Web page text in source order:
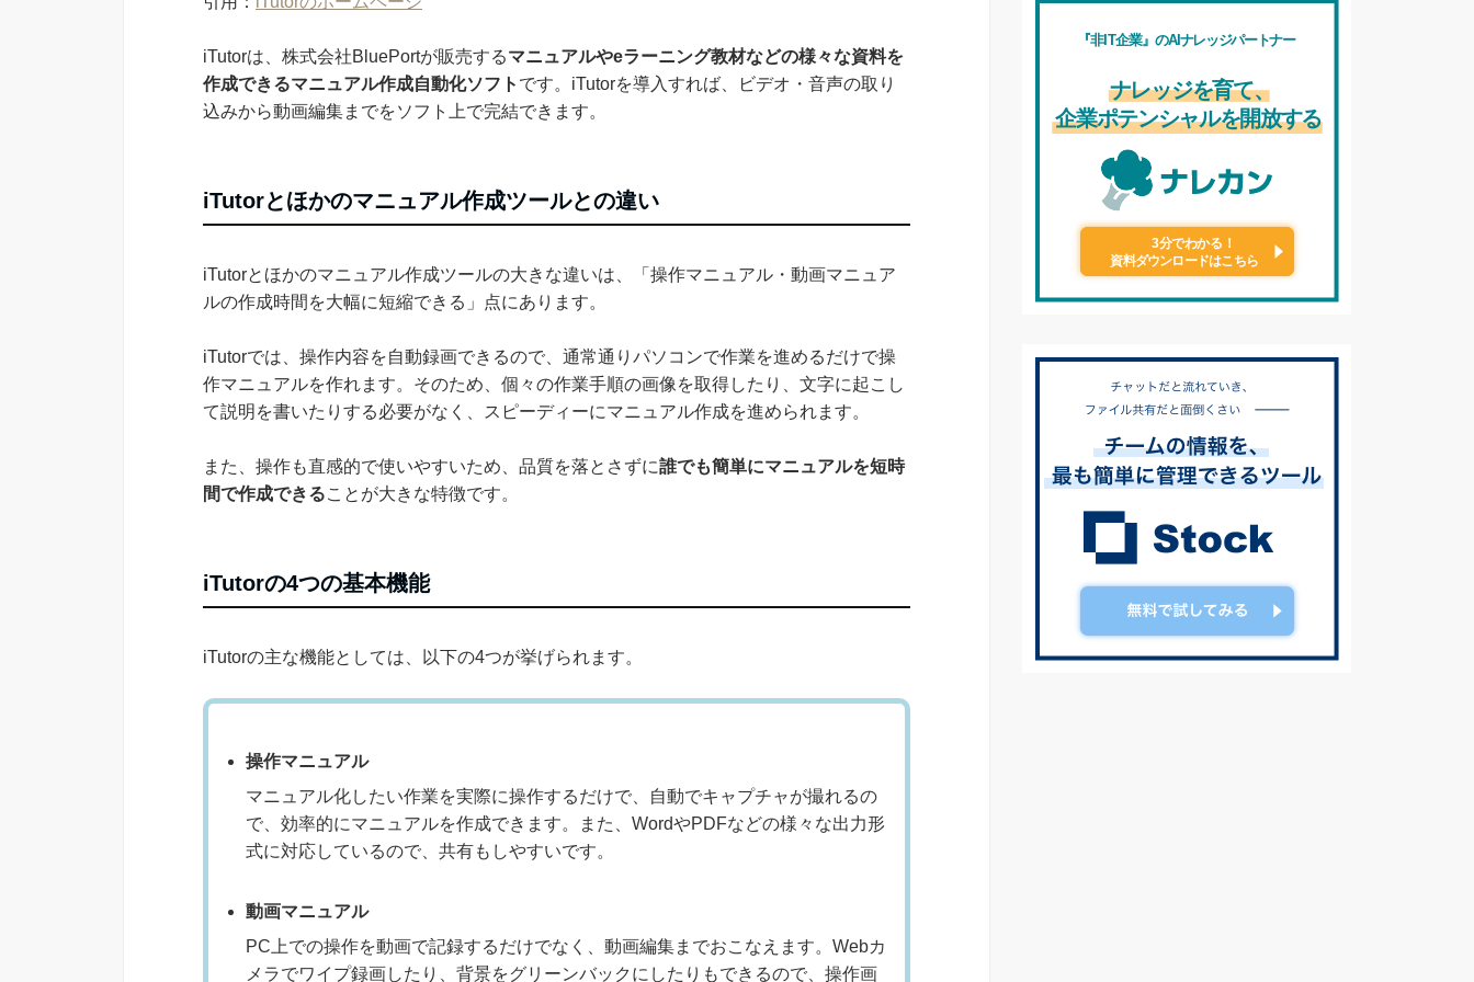
iTutorは、株式会社BluePortが販売するマニュアルやeラーニング教材などの様々な資料を
作成できるマニュアル作成自動化ソフト です。iTutorを導入すれば、ビデオ・音声の取り
込みから動画編集までをソフト上で完結できます。
iTutorとほかのマニュアル作成ツールとの違い
iTutorとほかのマニュアル作成ツールの大きな違いは、「操作マニュアル・動画マニュア
ルの作成時間を大幅に短縮できる」点にあります。
iTutorでは、操作内容を自動録画できるので、通常通りパソコンで作業を進めるだけで操
作マニュアルを作れます。そのため、個々の作業手順の画像を取得したり、文字に起こし
て説明を書いたりする必要がなく、スピーディーにマニュアル作成を進められます。
また、操作も直感的で使いやすいため、品質を落とさずに誰でも簡単にマニュアルを短時
間で作成できることが大きな特徴です。
iTutorの4つの基本機能
iTutorの主な機能としては、以下の4つが挙げられます。
操作マニュアル
マニュアル化したい作業を実際に操作するだけで、自動でキャプチャが撮れるの
で、効率的にマニュアルを作成できます。また、WordやPDFなどの様々な出力形
式に対応しているので、共有もしやすいです。
動画マニュアル
PC上での操作を動画で記録するだけでなく、動画編集までおこなえます。Webカ
メラでワイプ録画したり、背景をグリーンバックにしたりもできるので、操作画